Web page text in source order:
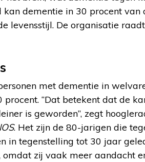
dementie in 30 procent van
levensstijl. De organisatie
met dementie in
“Dat betekent dat de
is geworden”, zegt
. Het zijn de 80-jarigen die
in tegenstelling tot 30 jaar
zij vaak meer aandacht